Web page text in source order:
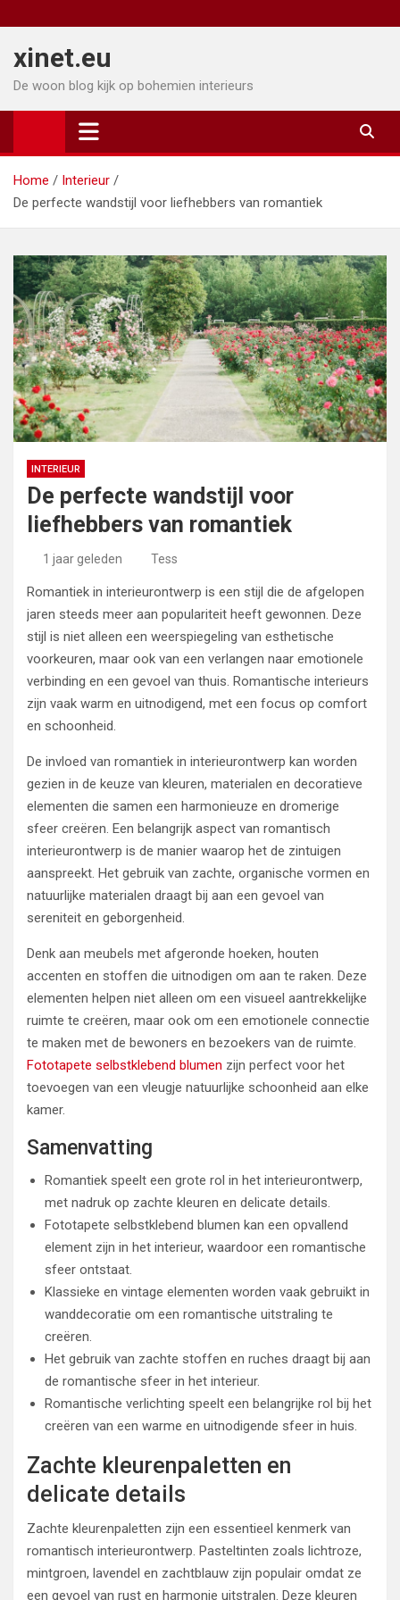
naar
inhoud
xinet.eu
De woon blog kijk op bohemien interieurs
Home
Interieur
De perfecte wandstijl voor liefhebbers van romantiek
INTERIEUR
De perfecte wandstijl voor
liefhebbers van romantiek
1 jaar geleden Tess
Romantiek in interieurontwerp is een stijl die de afgelopen
jaren steeds meer aan populariteit heeft gewonnen. Deze
stijl is niet alleen een weerspiegeling van esthetische
voorkeuren, maar ook van een verlangen naar emotionele
verbinding en een gevoel van thuis. Romantische interieurs
zijn vaak warm en uitnodigend, met een focus op comfort
en schoonheid.
De invloed van romantiek in interieurontwerp kan worden
gezien in de keuze van kleuren, materialen en decoratieve
elementen die samen een harmonieuze en dromerige
sfeer creëren. Een belangrijk aspect van romantisch
interieurontwerp is de manier waarop het de zintuigen
aanspreekt. Het gebruik van zachte, organische vormen en
natuurlijke materialen draagt bij aan een gevoel van
sereniteit en geborgenheid.
Denk aan meubels met afgeronde hoeken, houten
accenten en stoffen die uitnodigen om aan te raken. Deze
elementen helpen niet alleen om een visueel aantrekkelijke
ruimte te creëren, maar ook om een emotionele connectie
te maken met de bewoners en bezoekers van de ruimte.
Fototapete selbstklebend blumen zijn perfect voor het
toevoegen van een vleugje natuurlijke schoonheid aan elke
kamer.
Samenvatting
Romantiek speelt een grote rol in het interieurontwerp,
met nadruk op zachte kleuren en delicate details.
Fototapete selbstklebend blumen kan een opvallend
element zijn in het interieur, waardoor een romantische
sfeer ontstaat.
Klassieke en vintage elementen worden vaak gebruikt in
wanddecoratie om een romantische uitstraling te
creëren.
Het gebruik van zachte stoffen en ruches draagt bij aan
de romantische sfeer in het interieur.
Romantische verlichting speelt een belangrijke rol bij het
creëren van een warme en uitnodigende sfeer in huis.
Zachte kleurenpaletten en
delicate details
Zachte kleurenpaletten zijn een essentieel kenmerk van
romantisch interieurontwerp. Pasteltinten zoals lichtroze,
mintgroen, lavendel en zachtblauw zijn populair omdat ze
een gevoel van rust en harmonie uitstralen. Deze kleuren